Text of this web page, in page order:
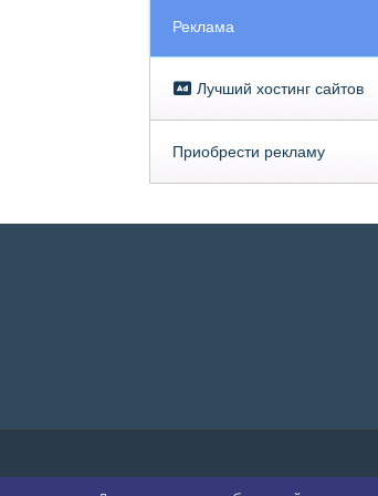
Реклама
Лучший хостинг сайтов
Приобрести рекламу